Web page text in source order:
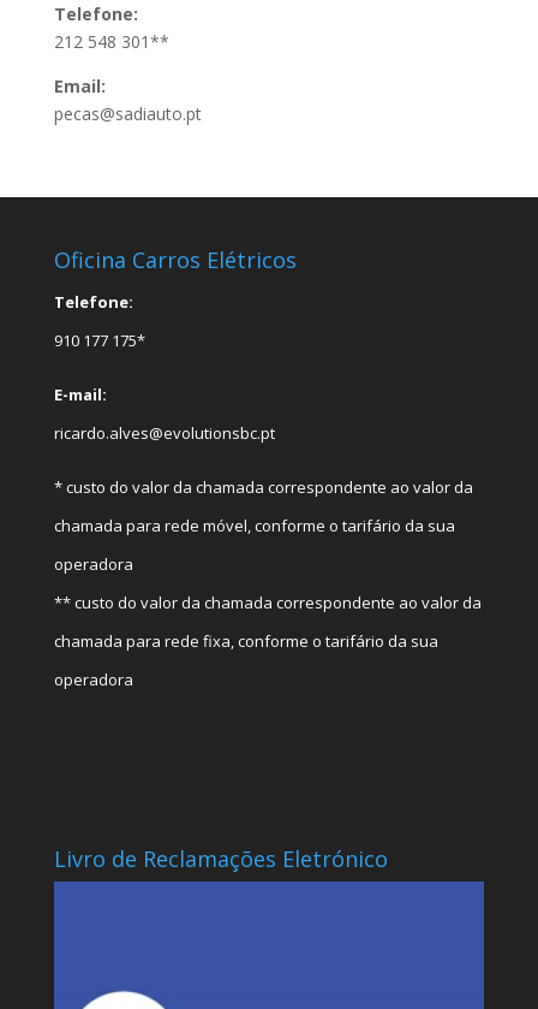
Telefone:
212 548 301**
Email:
pecas@sadiauto.pt
Oficina Carros Elétricos
Telefone:
910 177 175*
E-mail:
ricardo.alves@evolutionsbc.pt
* custo do valor da chamada correspondente ao valor da
chamada para rede móvel, conforme o tarifário da sua
operadora
** custo do valor da chamada correspondente ao valor da
chamada para rede fixa, conforme o tarifário da sua
operadora
Livro de Reclamações Eletrónico